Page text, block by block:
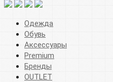
Одежда
Обувь
Аксессуары
Premium
Бренды
OUTLET